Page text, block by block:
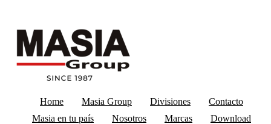
Home Masia Group Divisiones
Contacto
Masia en tu país
Nosotros Marcas
Download